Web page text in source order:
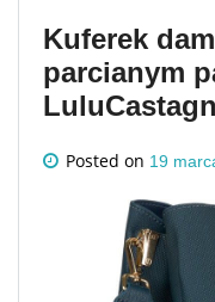
Kuferek
parcianym
Posted on 19